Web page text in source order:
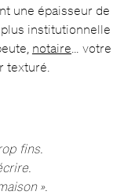
une épaisseur de
institutionnelle
notaire … votre
texturé.
fins.
».